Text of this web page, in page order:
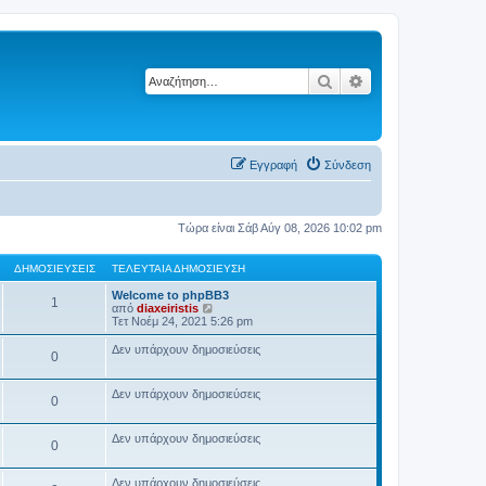
Αναζήτηση
Σύνδεση
Εγγραφή
Τώρα είναι Σάβ Αύγ 08, 2026 10:02 pm
ΔΗΜΟΣΙΕΎΣΕΙΣ ΤΕΛΕΥΤΑΊΑ ΔΗΜΟΣΊΕΥΣΗ
1
Welcome to phpBB3
από diaxeiristis
ρ
ο
β
ή
τ
ς
τ
Τετ Νοέμ 24, 2021 5:26 pm
0 Δεν υπάρχουν δημοσιεύσεις
0 Δεν υπάρχουν δημοσιεύσεις
0 Δεν υπάρχουν δημοσιεύσεις
Δεν υπάρχουν δημοσιεύσεις